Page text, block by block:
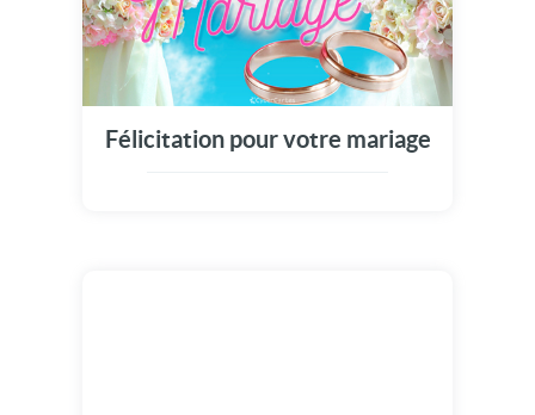
Félicitation pour votre mariage